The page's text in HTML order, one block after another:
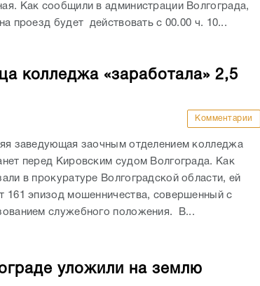
Как сообщили в администрации Волгограда,
проезд будет действовать с 00.00 ч. 10...
колледжа «заработала» 2,5
Комментарии
заведующая заочным отделением колледжа
перед Кировским судом Волгограда. Как
в прокуратуре Волгоградской области, ей
161 эпизод мошенничества, совершенный с
служебного положения. В...
уложили на землю